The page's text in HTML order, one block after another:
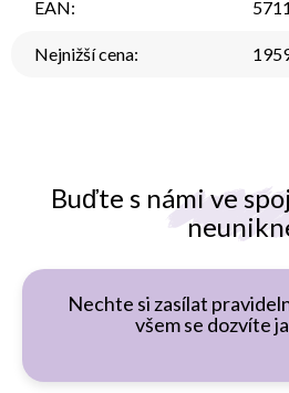
Buďte s námi ve
Nechte si zasílat
všem se dozvíte
EAN:
Nejnižší cena: